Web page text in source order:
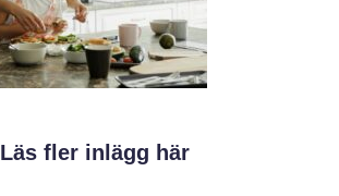
Läs fler inlägg här